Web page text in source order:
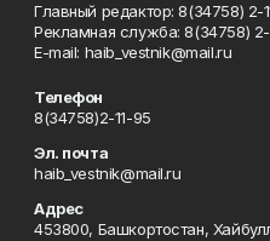
Главный редактор: 8(34758) 2-
Рекламная служба: 8(34758)
Е-mаil: haib_vestnik@mail.ru
Телефон
8(34758)2-11-95
Эл. почта
haib_vestnik@mail.ru
Адрес
453800, Башкортостан,